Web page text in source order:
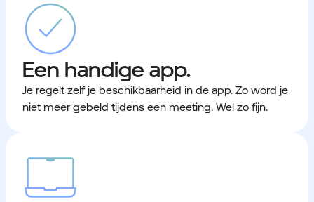
Een handige app.
Je regelt zelf je beschikbaarheid in de app. Zo word je
niet meer gebeld tijdens een meeting. Wel zo fijn.